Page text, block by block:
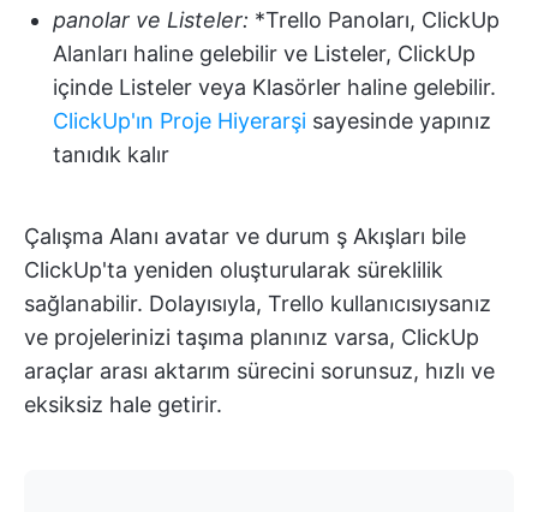
panolar ve Listeler: *Trello Panoları, ClickUp
Alanları haline gelebilir ve Listeler, ClickUp
içinde Listeler veya Klasörler haline gelebilir.
ClickUp'ın Proje Hiyerarşi sayesinde yapınız
tanıdık kalır
Çalışma Alanı avatar ve durum ş Akışları bile
ClickUp'ta yeniden oluşturularak süreklilik
sağlanabilir. Dolayısıyla, Trello kullanıcısıysanız
ve projelerinizi taşıma planınız varsa, ClickUp
araçlar arası aktarım sürecini sorunsuz, hızlı ve
eksiksiz hale getirir.